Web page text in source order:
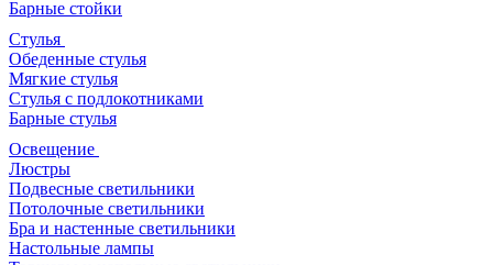
Барные стойки
Стулья
Обеденные стулья
Мягкие стулья
Стулья с подлокотниками
Барные стулья
Освещение
Люстры
Подвесные светильники
Потолочные светильники
Бра и настенные светильники
Настольные лампы